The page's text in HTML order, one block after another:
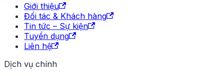
Giới thiệu
Đối tác & Khách hàng
Tin tức – Sự kiện
Tuyển dụng
Liên hệ
Dịch vụ chính